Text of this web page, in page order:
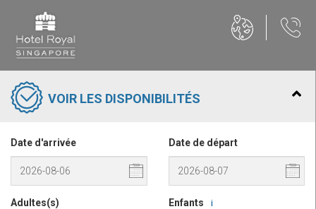
VOIR LES DISPONIBILITÉS
Date d'arrivée Date de départ
Adultes(s) Enfants i